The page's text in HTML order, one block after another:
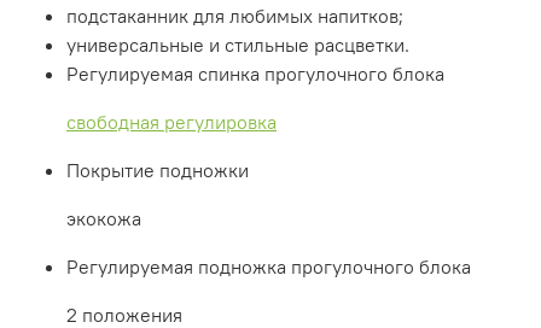
подстаканник для любимых напитков;
универсальные и стильные расцветки.
Регулируемая спинка прогулочного блока
свободная регулировка
Покрытие подножки
экокожа
Регулируемая подножка прогулочного блока
2 положения